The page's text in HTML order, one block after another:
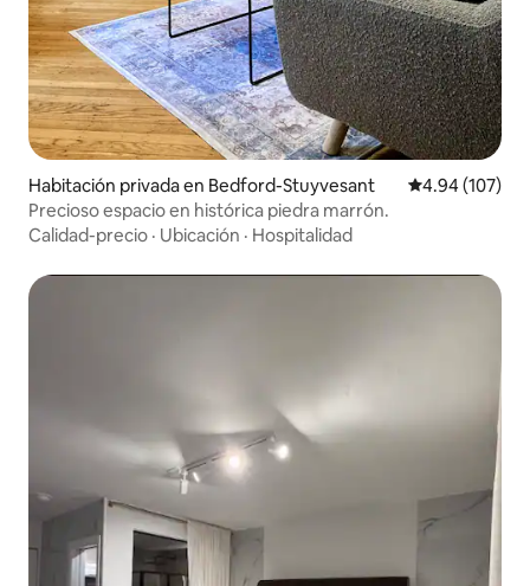
Habitación privada en Bedford-Stuyvesant Calificación
4.94 (107)
Precioso espacio en histórica piedra marrón.
Calidad-precio · Ubicación · Hospitalidad